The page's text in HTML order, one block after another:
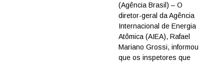
prova
(Agência Brasil) – O
diretor-geral da Agência
Internacional de Energia
Atômica (AIEA), Rafael
Mariano Grossi, informou
que os inspetores que